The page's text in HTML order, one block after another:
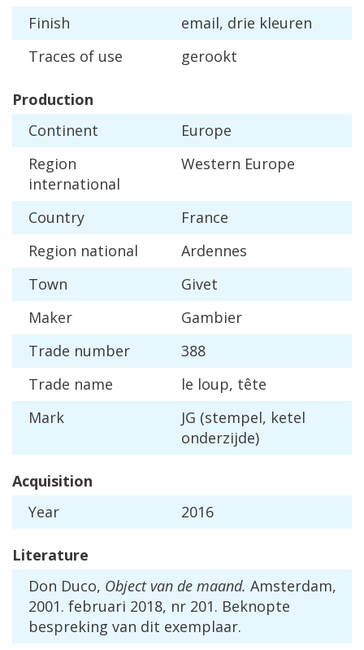
Finish
email, drie kleuren
Traces of use gerookt
Production
Continent
Europe
Region
international
Western Europe
Country
France
Region national
Ardennes
Town
Givet
Maker
Gambier
Trade number
388
Trade name le loup, tête
Mark
JG (stempel, ketel
onderzijde)
Acquisition
Year
2016
Literature
Don Duco, Object van de maand. Amsterdam,
2001. februari 2018, nr 201. Beknopte
bespreking van dit exemplaar.